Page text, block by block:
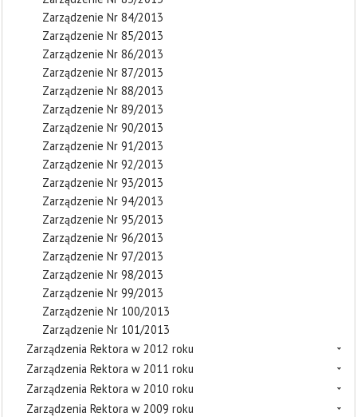
Zarządzenie Nr 84/2013
Zarządzenie Nr 85/2013
Zarządzenie Nr 86/2013
Zarządzenie Nr 87/2013
Zarządzenie Nr 88/2013
Zarządzenie Nr 89/2013
Zarządzenie Nr 90/2013
Zarządzenie Nr 91/2013
Zarządzenie Nr 92/2013
Zarządzenie Nr 93/2013
Zarządzenie Nr 94/2013
Zarządzenie Nr 95/2013
Zarządzenie Nr 96/2013
Zarządzenie Nr 97/2013
Zarządzenie Nr 98/2013
Zarządzenie Nr 99/2013
Zarządzenie Nr 100/2013
Zarządzenie Nr 101/2013
Zarządzenia Rektora w 2012 roku
Zarządzenia Rektora w 2011 roku
Zarządzenia Rektora w 2010 roku
Zarządzenia Rektora w 2009 roku